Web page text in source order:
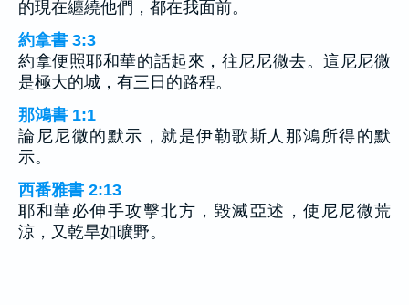
的現在纏繞他們，都在我面前。
約拿書 3:3
約拿便照耶和華的話起來，往尼尼微去。這尼尼微
是極大的城，有三日的路程。
那鴻書 1:1
論尼尼微的默示，就是伊勒歌斯人那鴻所得的默
示。
西番雅書 2:13
耶和華必伸手攻擊北方，毀滅亞述，使尼尼微荒
涼，又乾旱如曠野。